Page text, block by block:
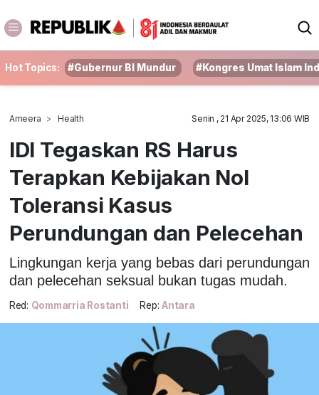
Hot Topics: #Gubernur BI Mundur #Kongres Umat Islam
Ameera Health Senin , 21 Apr 2025, 13:06 WIB
IDI Tegaskan RS Harus
Terapkan Kebijakan Nol
Toleransi Kasus
Perundungan dan Pelecehan
Lingkungan kerja yang bebas dari perundungan
dan pelecehan seksual bukan tugas mudah.
Red: Qommarria Rostanti Rep: Antara